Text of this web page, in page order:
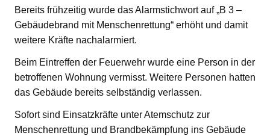
Bereits frühzeitig wurde das Alarmstichwort auf „B 3 –
Gebäudebrand mit Menschenrettung“ erhöht und damit
weitere Kräfte nachalarmiert.
Beim Eintreffen der Feuerwehr wurde eine Person in der
betroffenen Wohnung vermisst. Weitere Personen hatten
das Gebäude bereits selbständig verlassen.
Sofort sind Einsatzkräfte unter Atemschutz zur
Menschenrettung und Brandbekämpfung ins Gebäude